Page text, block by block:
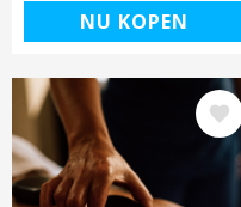
NU KOPEN
Afbeelding